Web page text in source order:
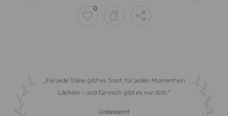
0
Für jede Träne gibt es Trost, für jeden Moment ein
Lächeln – und für mich gibt es nur dich.
Unbekannt